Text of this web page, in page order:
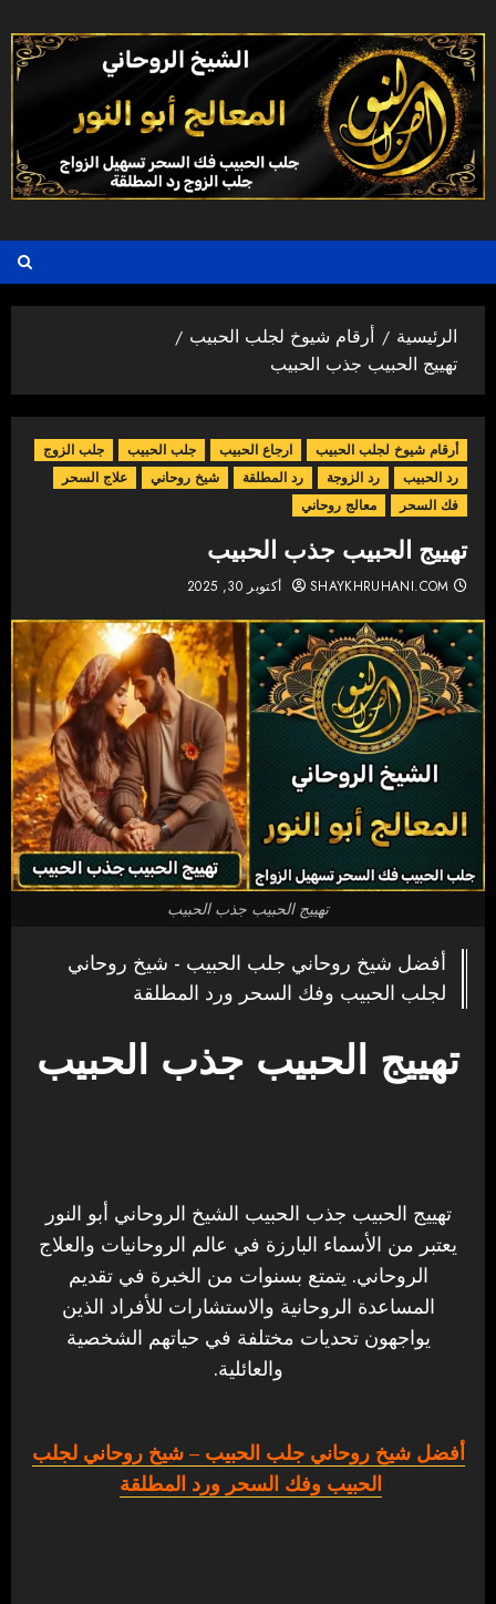
إلى
المحتوى
الرئيسية
أرقام شيوخ لجلب الحبيب
تهييج الحبيب جذب الحبيب
أرقام شيوخ لجلب الحبيب ارجاع الحبيب جلب الحبيب
جلب الزوج
رد الحبيب
رد الزوجة رد المطلقة شيخ روحاني
علاج السحر
فك السحر
معالج روحاني
تهييج الحبيب جذب الحبيب
SHAYKHRUHANI.COM أكتوبر 30, 2025
تهييج الحبيب جذب الحبيب
أفضل شيخ روحاني جلب الحبيب - شيخ روحاني
لجلب الحبيب وفك السحر ورد المطلقة
تهييج الحبيب جذب الحبيب
تهييج الحبيب جذب الحبيب الشيخ الروحاني أبو النور
يعتبر من الأسماء البارزة في عالم الروحانيات والعلاج
الروحاني. يتمتع بسنوات من الخبرة في تقديم
المساعدة الروحانية والاستشارات للأفراد الذين
يواجهون تحديات مختلفة في حياتهم الشخصية
والعائلية.
أفضل شيخ روحاني جلب الحبيب – شيخ روحاني لجلب
الحبيب وفك السحر ورد المطلقة